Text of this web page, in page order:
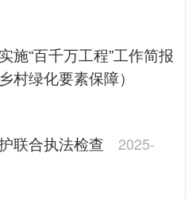
施“百千万工程”工作简报
村绿化要素保障）
联合执法检查
2025-